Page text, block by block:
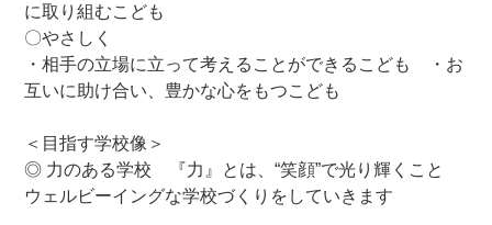
に取り組むこども
〇やさしく
・相手の立場に立って考えることができるこども ・お
互いに助け合い、豊かな心をもつこども
＜目指す学校像＞
◎ 力のある学校 『力』とは、“笑顔”で光り輝くこと
ウェルビーイングな学校づくりをしていきます